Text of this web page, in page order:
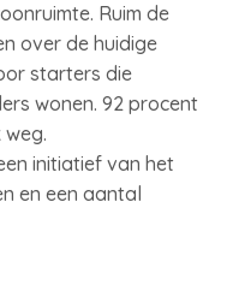
Ruim de
over de huidige
starters die
wonen. 92 procent
initiatief van het
en een aantal